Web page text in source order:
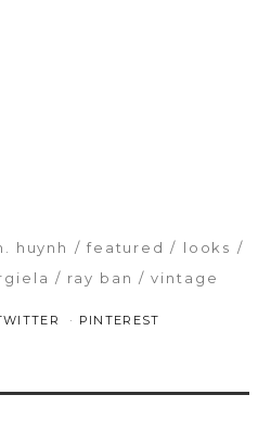
huynh featured
looks
ray ban vintage
PINTEREST